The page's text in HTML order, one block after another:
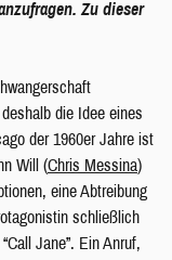
Zu dieser
die Idee eines
der 1960er Jahre ist
Will (Chris Messina)
eine Abtreibung
schließlich
Jane”. Ein Anruf,